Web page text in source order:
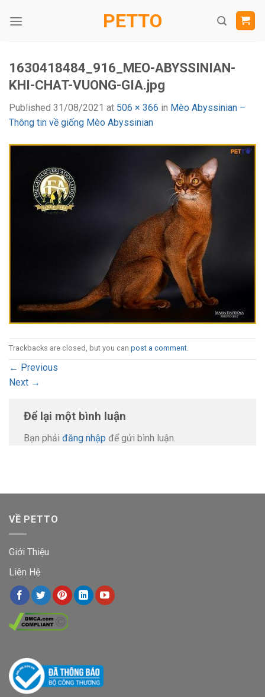
PETTO
1630418484_916_MEO-ABYSSINIAN-
KHI-CHAT-VUONG-GIA.jpg
Published 31/08/2021 at 506 × 366 in Mèo Abyssinian –
Thông tin về giống Mèo Abyssinian
Trackbacks are closed, but you can post a comment
← Previous
Next →
Để lại một bình luận
Bạn phải đăng nhập để gửi bình luận.
VỀ PETTO
Giới Thiệu
Liên Hệ